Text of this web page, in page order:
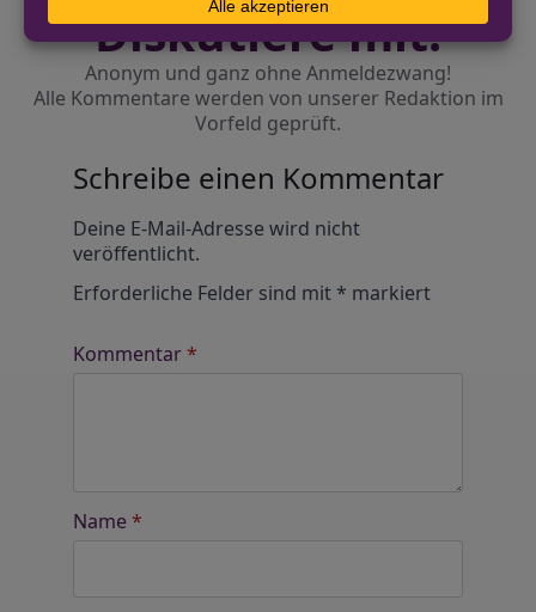
Diskutiere mit!
Anonym und ganz ohne Anmeldezwang!
Alle Kommentare werden von unserer Redaktion im
Vorfeld geprüft.
Schreibe einen Kommentar
Deine E-Mail-Adresse wird nicht
veröffentlicht.
Erforderliche Felder sind mit * markiert
Kommentar*
Name *